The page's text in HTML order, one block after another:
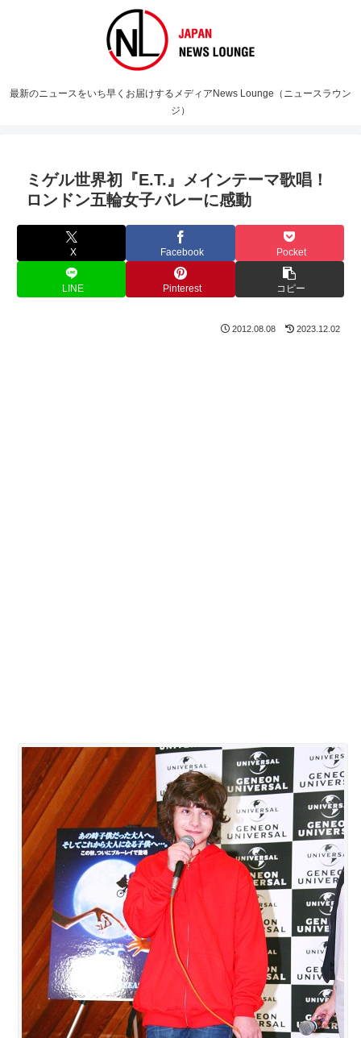
最新のニュースをいち早くお届けするメディアNews Lounge（ニュースラウン
ジ）
ミゲル世界初『E.T.』メインテーマ歌唱！
ロンドン五輪女子バレーに感動
X Facebook Pocket
LINE Pinterest コピー
2012.08.08 2023.12.02